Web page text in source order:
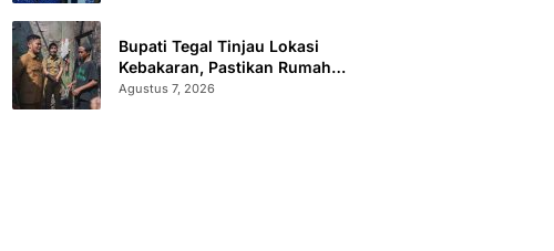
Bupati Tegal Tinjau Lokasi
Kebakaran, Pastikan Rumah
Korban Diperbaiki
Agustus 7, 2026